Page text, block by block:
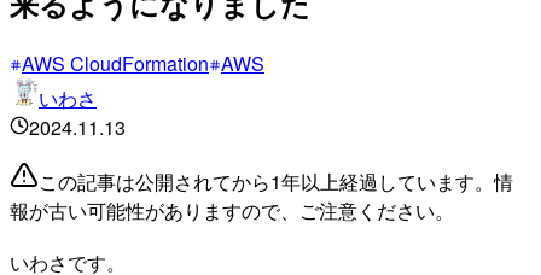
AWS CloudFormation AWS
いわさ
2024.11.13
この記事は公開されてから1年以上経過しています。情
報が古い可能性がありますので、ご注意ください。
いわさです。